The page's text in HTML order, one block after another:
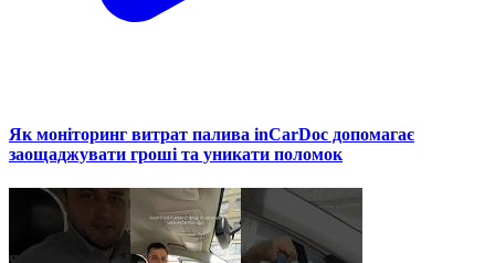
Як моніторинг витрат палива inCarDoc допомагає
заощаджувати гроші та уникати поломок